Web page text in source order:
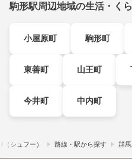
駒形駅周辺地域の生活・く
小屋原町 駒形町
東善町 山王町
今井町 中内町
シュフー） 路線・駅から探す 群